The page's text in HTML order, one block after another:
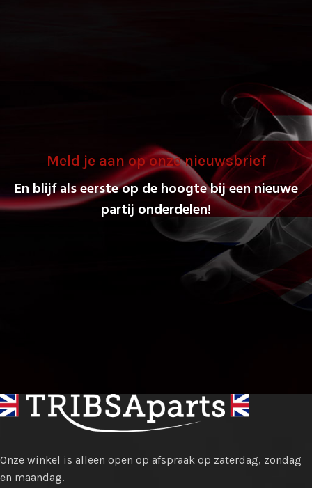
Meld je aan op onze nieuwsbrief
En blijf als eerste op de hoogte bij een nieuwe
partij onderdelen!
Onze winkel is alleen open op afspraak op zaterdag, zondag
en maandag.